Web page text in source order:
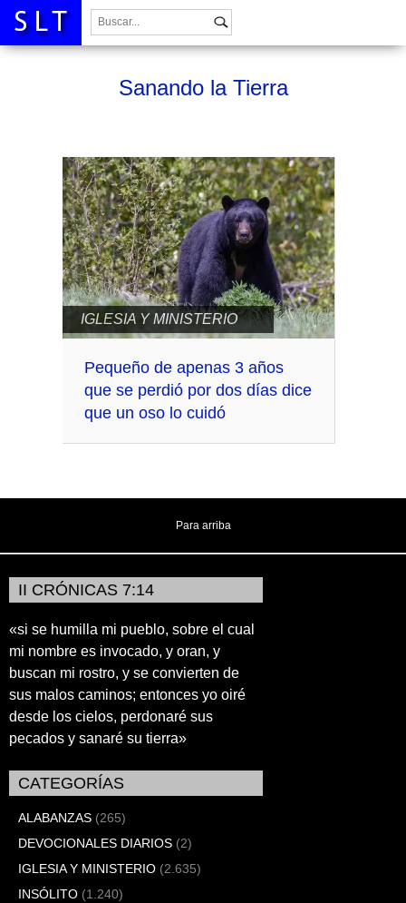
Buscar:
Sanando la Tierra
IGLESIA Y MINISTERIO
Pequeño de apenas 3 años
que se perdió por dos días dice
que un oso lo cuidó
Para arriba
II CRÓNICAS 7:14
«si se humilla mi pueblo, sobre el cual
mi nombre es invocado, y oran, y
buscan mi rostro, y se convierten de
sus malos caminos; entonces yo oiré
desde los cielos, perdonaré sus
pecados y sanaré su tierra»
CATEGORÍAS
ALABANZAS (265)
DEVOCIONALES DIARIOS (2)
IGLESIA Y MINISTERIO (2.635)
INSÓLITO (1.240)